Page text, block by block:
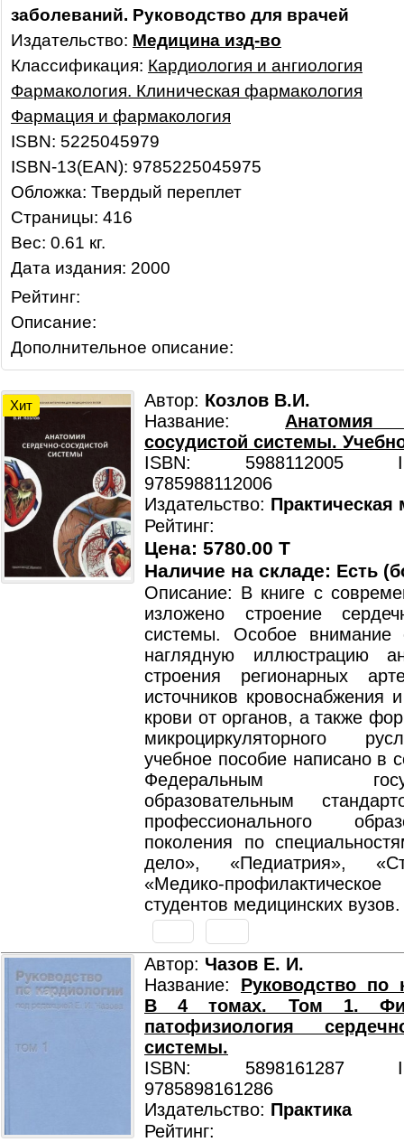
заболеваний. Руководство для врачей
Издательство: Медицина изд-во
Классификация: Кардиология и ангиология
Фармакология. Клиническая фармакология
Фармация и фармакология
ISBN: 5225045979
ISBN-13(EAN): 9785225045975
Обложка: Твердый переплет
Страницы: 416
Вес: 0.61 кг.
Дата издания: 2000
Рейтинг:
Описание:
Дополнительное описание:
Хит Автор: Козлов В.И.
Название: Анатомия
сосудистой системы.
ISBN: 5988112005
9785988112006
Издательство: Практическая
Рейтинг:
Цена: 5780.00 T
Наличие на складе: Есть
Описание: В книге с
изложено строение
системы. Особое внимание
наглядную иллюстрацию
строения регионарных
источников кровоснабжения
крови от органов, а также
микроциркуляторного
учебное пособие написано в
Федеральным
образовательным
профессионального
поколения по
дело», «Педиатрия»,
«Медико-
студентов медицинских вузов.
Автор: Чазов Е. И.
Название: Руководство по
В 4 томах. Том 1.
патофизиология
системы.
ISBN: 5898161287
9785898161286
Издательство: Практика
Рейтинг: